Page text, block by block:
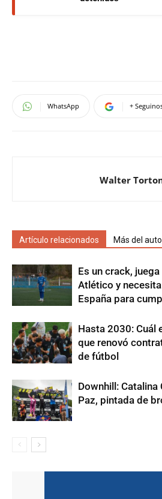
WhatsApp +
Walter
Artículo relacionados Más del
Es un crack,
Atlético y
España para
Hasta 2030: Cuál
que renovó
de fútbol
Downhill: Catalina
Paz, pintada de